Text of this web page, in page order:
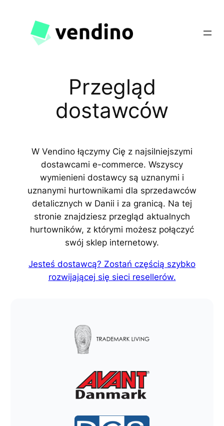
Przegląd
dostawców
W Vendino łączymy Cię z najsilniejszymi
dostawcami e-commerce. Wszyscy
wymienieni dostawcy są uznanymi i
uznanymi hurtownikami dla sprzedawców
detalicznych w Danii i za granicą. Na tej
stronie znajdziesz przegląd aktualnych
hurtowników, z którymi możesz połączyć
swój sklep internetowy.
Jesteś dostawcą? Zostań częścią szybko
rozwijającej się sieci resellerów.